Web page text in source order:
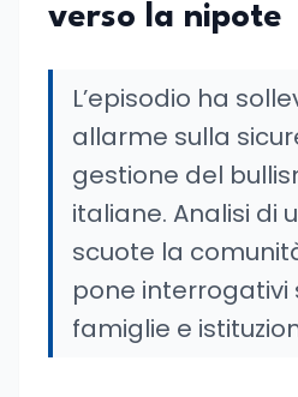
verso la nipote
L’episodio ha
allarme sulla
gestione del
italiane. Analisi di
scuote la
pone interrogativi
famiglie e